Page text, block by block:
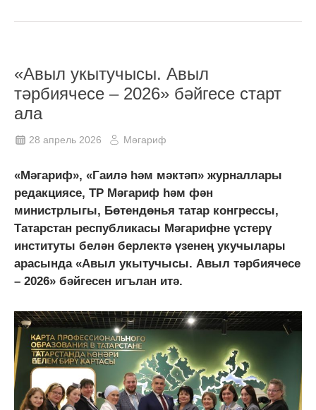
«Авыл укытучысы. Авыл
тәрбиячесе – 2026» бәйгесе старт
ала
28 апрель 2026 Мәгариф
«Мәгариф», «Гаилә һәм мәктәп» журналлары
редакциясе, ТР Мәгариф һәм фән
министрлыгы, Бөтендөнья татар конгрессы,
Татарстан республикасы Мәгарифне үстерү
институты белән берлектә үзенең укучылары
арасында «Авыл укытучысы. Авыл тәрбиячесе
– 2026» бәйгесен игълан итә.